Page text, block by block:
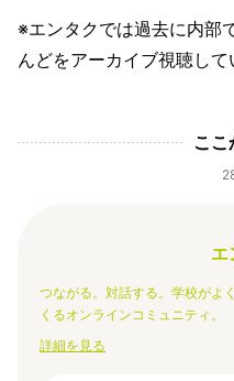
※エンタクでは過去に内部
んどをアーカイブ視聴し
ここ
エ
つながる。対話する。学校がよ
くるオンラインコミュニティ。
詳細を見る